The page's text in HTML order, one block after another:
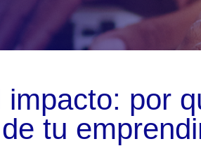
impacto: por
tu